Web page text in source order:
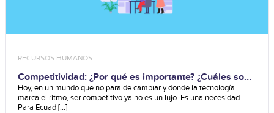
RECURSOS HUMANOS
Competitividad: ¿Por qué es importante? ¿Cuáles son
sus desafíos?
Hoy, en un mundo que no para de cambiar y donde la tecnología
marca el ritmo, ser competitivo ya no es un lujo. Es una necesidad.
Para Ecuad [...]